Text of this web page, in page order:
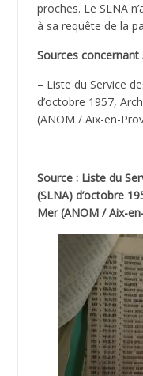
proches. Le SLNA
à sa requête de la
Sources concernant
– Liste du Service
d’octobre 1957,
(ANOM / Aix-en-
Source : Liste du
(SLNA) d’octobre
Mer (ANOM / Aix-